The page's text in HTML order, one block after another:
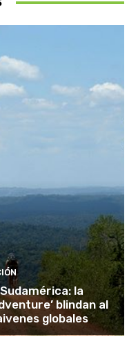
la
blindan al
globales